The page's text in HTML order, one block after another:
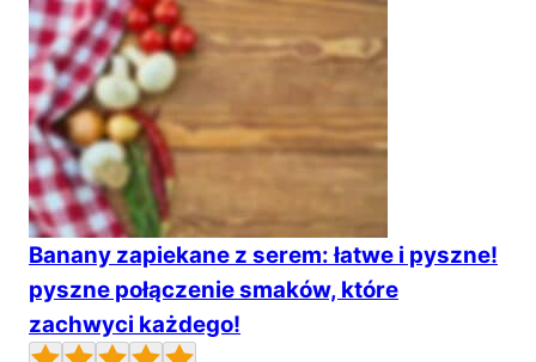
Banany zapiekane z serem: łatwe i pyszne!
pyszne połączenie smaków, które
zachwyci każdego!